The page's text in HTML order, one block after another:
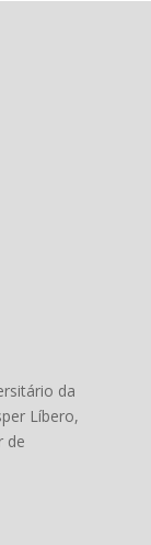
da
Líbero,
de